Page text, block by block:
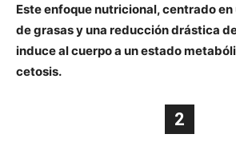
Este enfoque nutricional, centrado
de grasas y una reducción drástica
induce al cuerpo a un estado
cetosis.
2